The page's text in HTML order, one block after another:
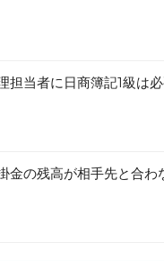
担当者に日商簿記1級は
金の残高が相手先と合わ